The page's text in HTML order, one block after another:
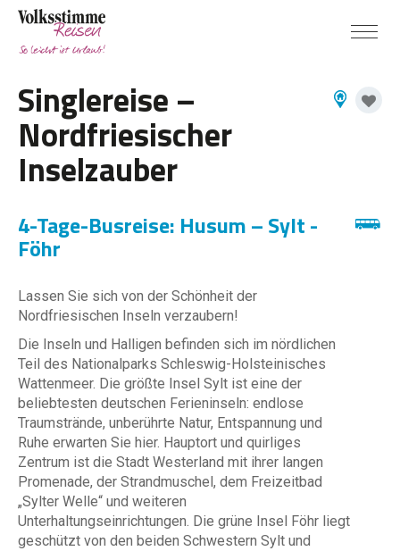
Singlereise –
Nordfriesischer
Inselzauber
4-Tage-Busreise: Husum – Sylt -
Föhr
Lassen Sie sich von der Schönheit der
Nordfriesischen Inseln verzaubern!
Die Inseln und Halligen befinden sich im nördlichen
Teil des Nationalparks Schleswig-Holsteinisches
Wattenmeer. Die größte Insel Sylt ist eine der
beliebtesten deutschen Ferieninseln: endlose
Traumstrände, unberührte Natur, Entspannung und
Ruhe erwarten Sie hier. Hauptort und quirliges
Zentrum ist die Stadt Westerland mit ihrer langen
Promenade, der Strandmuschel, dem Freizeitbad
„Sylter Welle“ und weiteren
Unterhaltungseinrichtungen. Die grüne Insel Föhr liegt
geschützt von den beiden Schwestern Sylt und